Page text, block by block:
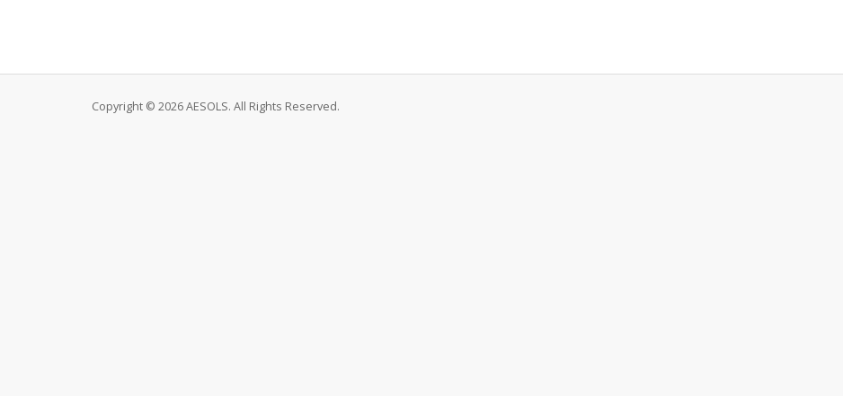
Copyright © 2026 AESOLS. All Rights Reserved.